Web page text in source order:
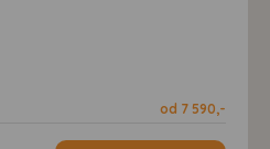
od 7 590,-